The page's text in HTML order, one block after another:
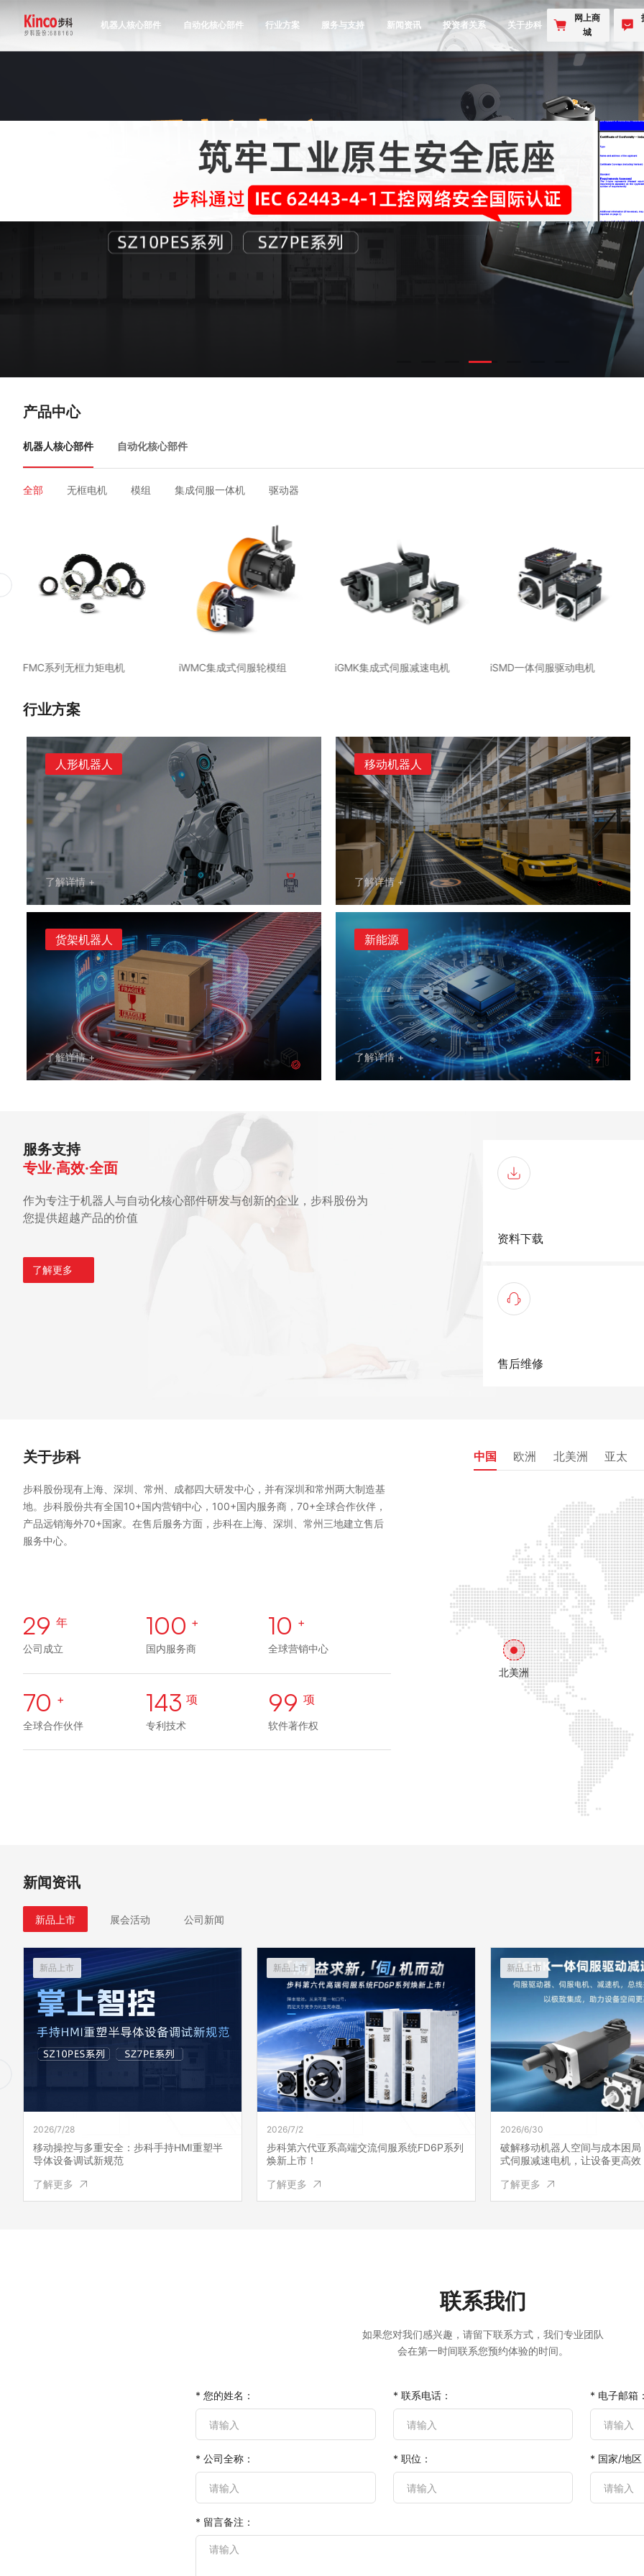
机器人核心部件 自动化核心部件 行业方案 服务与支持 新闻资讯 投资者关系 关于步科
行业方案
网上商
城
产品中心
机器人核心部件 自动化核心部件
全部 无框电机 模组 集成伺服一体机 驱动器
伺服电机
iWMC集成式伺服轮模组 iGMK集成式伺服减速电机 iSMD一体伺服驱动电机 iSML一体式伺服轮毂电机
行业方案
人形机器人
了解详情 +
移动机器人
了解详情 +
货架机器人
了解详情 +
新能源
了解详情 +
服务支持
专业·高效·全面
作为专注于机器人与自动化核心部件研发与创新的企业，步科股份为
您提供超越产品的价值
了解更多
资料下载
售后维修
关于步科
步科股份现有上海、深圳、常州、成都四大研发中心，并有深圳和常州两大制造基
地。步科股份共有全国10+国内营销中心，100+国内服务商，70+全球合作伙伴，
产品远销海外70+国家。在售后服务方面，步科在上海、深圳、常州三地建立售后
服务中心。
29 年
公司成立
100 +
国内服务商
10 +
全球营销中心
70 +
全球合作伙伴
143 项
专利技术
99 项
软件著作权
中国 欧洲 北美洲 亚太
北美洲
新闻资讯
新品上市 展会活动 公司新闻
新品上市
2026/7/2
步科第六代亚系高端交流伺服系统FD6P系列
焕新上市！
了解更多
新品上市
2026/6/30
破解移动机器人空间与成本困局：iGMK集成
式伺服减速电机，让设备更高效！
了解更多
新品上市
2026/6/30
步科重磅发布 KD2X0 叉车控制
智能控制破解无人叉车行业痛点
了解更多
联系我们
如果您对我们感兴趣，请留下联系方式，我们专业团队
会在第一时间联系您预约体验的时间。
* 您的姓名： * 联系电话： * 电子邮箱
* 公司全称： * 职位： * 国家/地区
* 留言备注：